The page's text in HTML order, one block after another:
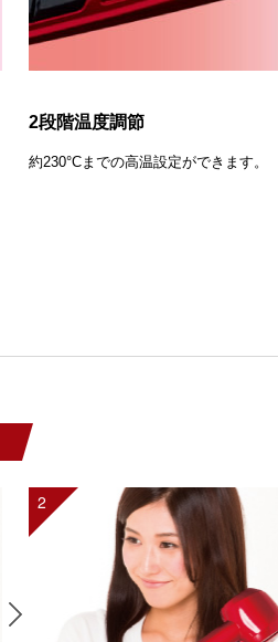
2段階温度調節
約230°Cまでの高温設定ができます。
2